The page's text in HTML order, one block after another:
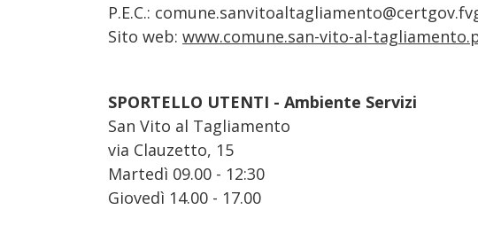
P.E.C.:
Sito web: www.comune.san-vito-al-
SPORTELLO UTENTI - Ambiente Servizi
San Vito al Tagliamento
via Clauzetto, 15
Martedì 09.00 - 12:30
Giovedì 14.00 - 17.00